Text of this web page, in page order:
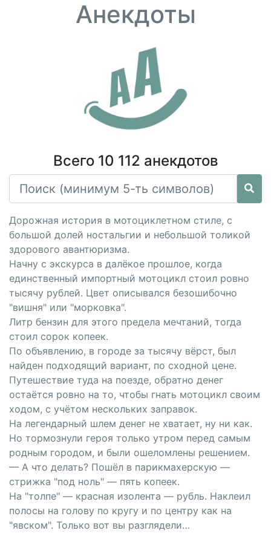
Анекдоты
Всего 10 112 анекдотов
Дорожная история в мотоциклетном стиле, с
большой долей ностальгии и небольшой толикой
здорового авантюризма.
Начну с экскурса в далёкое прошлое, когда
единственный импортный мотоцикл стоил ровно
тысячу рублей. Цвет описывался безошибочно
"вишня" или "морковка".
Литр бензин для этого предела мечтаний, тогда
стоил сорок копеек.
По объявлению, в городе за тысячу вёрст, был
найден подходящий вариант, по сходной цене.
Путешествие туда на поезде, обратно денег
остаётся ровно на то, чтобы гнать мотоцикл своим
ходом, с учётом нескольких заправок.
На легендарный шлем денег не хватает, ну ни как.
Но тормознули героя только утром перед самым
родным городом, и были ошеломлены решением.
— А что делать? Пошёл в парикмахерскую —
стрижка "под ноль" — пять копеек.
На "толпе" — красная изолента — рубль. Наклеил
полосы на голову по кругу и по центру как на
"явском". Только вот вы разглядели…